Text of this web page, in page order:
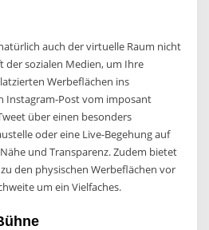
auch der virtuelle Raum nicht
der sozialen Medien, um Ihre
Werbeflächen ins
Instagram-Post vom imposant
über einen besonders
oder eine Live-Begehung auf
und Transparenz. Zudem bietet
den physischen Werbeflächen vor
um ein Vielfaches.